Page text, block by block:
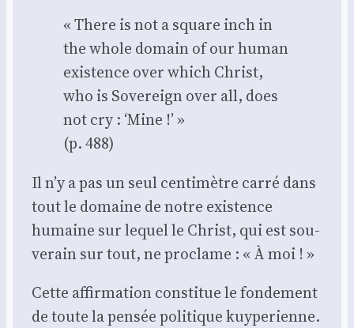
« There is not a square inch in
the whole domain of our human
exis­tence over which Christ,
who is Sove­rei­gn over all, does
not cry : ‘Mine !’ »
(p. 488)
Il n’y a pas un seul cen­ti­mètre car­ré dans
tout le domaine de notre exis­tence
humaine sur lequel le Christ, qui est sou­
ve­rain sur tout, ne pro­clame : « À moi ! »
Cette affir­ma­tion consti­tue le fon­de­ment
de toute la pen­sée poli­tique kuy­pe­rienne.